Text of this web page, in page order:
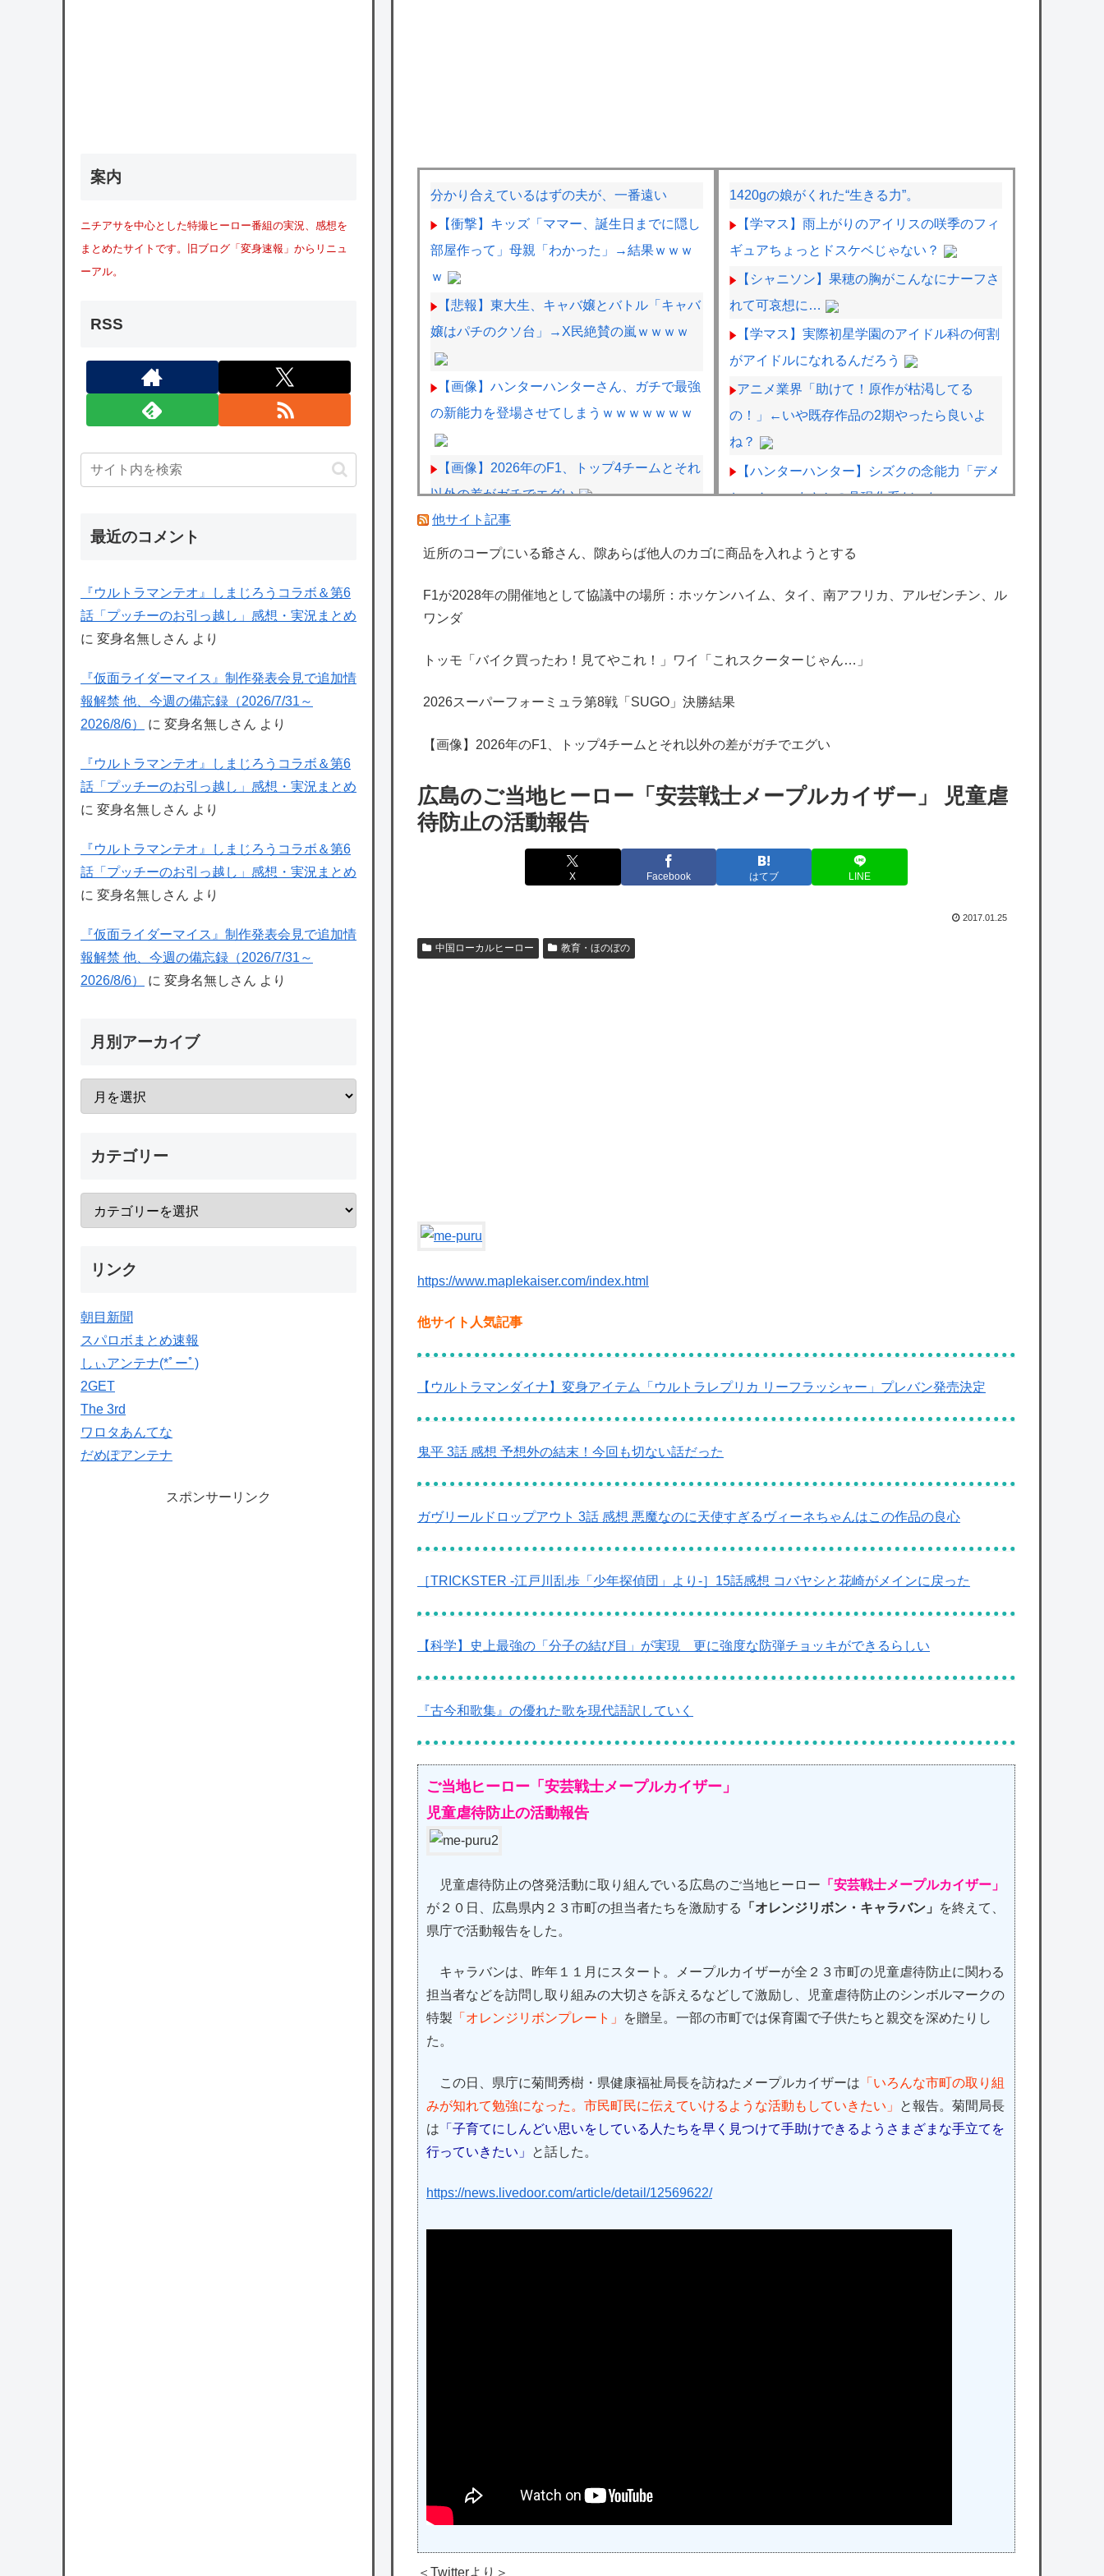
分かり合えているはずの夫が、一番遠い
【衝撃】キッズ「ママー、誕生日までに隠し
部屋作って」母親「わかった」→結果ｗｗｗ
ｗ
【悲報】東大生、キャバ嬢とバトル「キャバ
嬢はパチのクソ台」→X民絶賛の嵐ｗｗｗｗ
【画像】ハンターハンターさん、ガチで最強
の新能力を登場させてしまうｗｗｗｗｗｗｗ
【画像】2026年のF1、トップ4チームとそれ
以外の差がガチでエグい
BYDの軽EV「ラッコ」受注が700台超 7月
販売は125台
海外「日本は特別！」日本の地震支援を申し
の為替介入再びで海外が大騒ぎ
のは韓国人である理由がこちら…」→「日本
も感謝してるらしい…（ﾌﾞﾙﾌﾞﾙ」＝韓国の反
海外「日本よ、お前がナンバーワンだ」 熊
★【ワートリ】細かい情報まで含めて構成さ
別課題消化時は別として
1420gの娘がくれた“生きる力”。
【学マス】雨上がりのアイリスの咲季のフィ
ギュアちょっとドスケベじゃない？
【シャニソン】果穂の胸がこんなにナーフさ
れて可哀想に…
【学マス】実際初星学園のアイドル科の何割
がアイドルになれるんだろう
アニメ業界「助けて！原作が枯渇してる
の！」←いや既存作品の2期やったら良いよ
ね？
【ハンターハンター】シズクの念能力「デメ
ちゃん」、まさかの具現化系だったｗｗｗｗ
ワンピース尾田っち「僕とその辺の連載作家
不満で。」
様ｗｗｗｗｗ
【VTuber】望月ほぐの、10万人記念グッズ
こらないはずがない』『嘘だろ…ほぐほ
【ホロライブ】社員にビブー好きがいるに違
いない（確信
他サイト記事
近所のコープにいる爺さん、隙あらば他人のカゴに商品を入れようとする
F1が2028年の開催地として協議中の場所：ホッケンハイム、タイ、南アフリカ、アルゼンチン、ル
ワンダ
トッモ「バイク買ったわ！見てやこれ！」ワイ「これスクーターじゃん…」
2026スーパーフォーミュラ第8戦「SUGO」決勝結果
【画像】2026年のF1、トップ4チームとそれ以外の差がガチでエグい
広島のご当地ヒーロー「安芸戦士メープルカイザー」 児童虐
待防止の活動報告
X Facebook はてブ LINE
2017.01.25
中国ローカルヒーロー 教育・ほのぼの
https://www.maplekaiser.com/index.html
他サイト人気記事
【ウルトラマンダイナ】変身アイテム「ウルトラレプリカ リーフラッシャー」プレバン発売決定
鬼平 3話 感想 予想外の結末！今回も切ない話だった
ガヴリールドロップアウト 3話 感想 悪魔なのに天使すぎるヴィーネちゃんはこの作品の良心
［TRICKSTER -江戸川乱歩「少年探偵団」より-］15話感想 コバヤシと花崎がメインに戻った
【科学】史上最強の「分子の結び目」が実現 更に強度な防弾チョッキができるらしい
『古今和歌集』の優れた歌を現代語訳していく
ご当地ヒーロー「安芸戦士メープルカイザー」
児童虐待防止の活動報告
児童虐待防止の啓発活動に取り組んでいる広島のご当地ヒーロー 「安芸戦士メープルカイザー」
が２０日、広島県内２３市町の担当者たちを激励する
「オレンジリボン・キャラバン」
を終えて、
県庁で活動報告をした。
キャラバンは、昨年１１月にスタート。メープルカイザーが全２３市町の児童虐待防止に関わる
担当者などを訪問し取り組みの大切さを訴えるなどして激励し、児童虐待防止のシンボルマークの
特製 「オレンジリボンプレート」
を贈呈。一部の市町では保育園で子供たちと親交を深めたりし
た。
この日、県庁に菊間秀樹・県健康福祉局長を訪ねたメープルカイザーは 「いろんな市町の取り組
みが知れて勉強になった。市民町民に伝えていけるような活動もしていきたい」
と報告。菊間局長
は 「子育てにしんどい思いをしている人たちを早く見つけて手助けできるようさまざまな手立てを
行っていきたい」
と話した。
https://news.livedoor.com/article/detail/12569622/
＜Twitterより＞
案内
ニチアサを中心とした特撮ヒーロー番組の実況、感想を
まとめたサイトです。旧ブログ「変身速報」からリニュ
ーアル。
RSS
最近のコメント
『ウルトラマンテオ』しまじろうコラボ＆第6
話「プッチーのお引っ越し」感想・実況まとめ
に 変身名無しさん より
『仮面ライダーマイス』制作発表会見で追加情
報解禁 他、今週の備忘録（2026/7/31～
2026/8/6）
に 変身名無しさん より
『ウルトラマンテオ』しまじろうコラボ＆第6
話「プッチーのお引っ越し」感想・実況まとめ
に 変身名無しさん より
『ウルトラマンテオ』しまじろうコラボ＆第6
話「プッチーのお引っ越し」感想・実況まとめ
に 変身名無しさん より
『仮面ライダーマイス』制作発表会見で追加情
報解禁 他、今週の備忘録（2026/7/31～
2026/8/6）
に 変身名無しさん より
月別アーカイブ
カテゴリー
リンク
朝目新聞
スパロボまとめ速報
しぃアンテナ(*ﾟーﾟ)
2GET
The 3rd
ワロタあんてな
だめぽアンテナ
スポンサーリンク